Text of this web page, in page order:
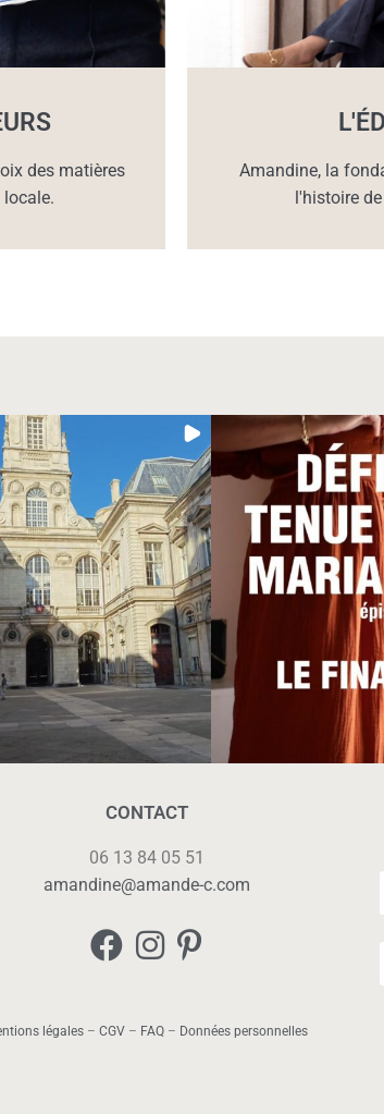
des matières
Amandine, la
l'histoire
CONTACT
06 13 84 05 51
amandine@amande-c.com
légales –CGV – FAQ – Données personnelles